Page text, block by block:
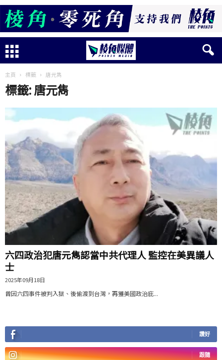
主頁 標籤 唐元雋
標籤: 唐元雋
六四政治犯唐元雋認當中共代理人 監控在美異議人
士
2025年09月18日
曾因六四事件被判入獄、後偷渡到台灣，再獲美國政治庇...
讚好
跟隨